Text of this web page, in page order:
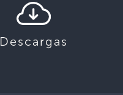
Descargas